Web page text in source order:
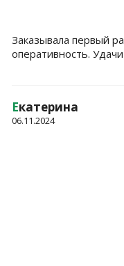
Заказывала первый
оперативность.
Екатерина
06.11.2024